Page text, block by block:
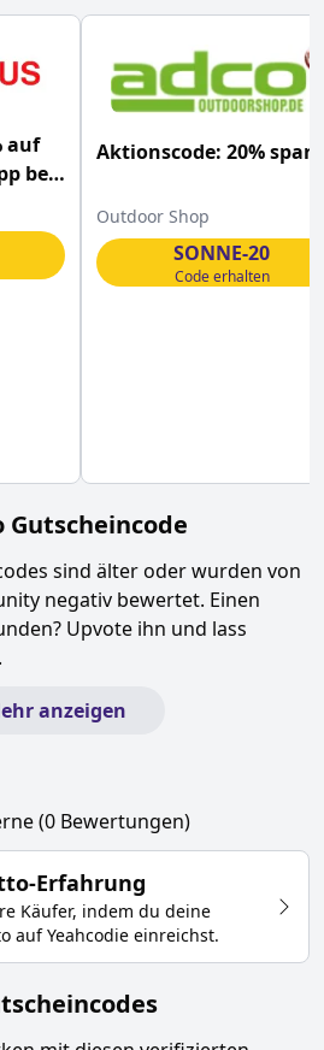
auf
bei
Aktionscode: 20%
Outdoor Shop
SONNE-20
Code erhalten
Gutscheincode
sind älter oder wurden von
negativ bewertet. Einen
Upvote ihn und lass
anzeigen
(0 Bewertungen)
-Erfahrung
Käufer, indem du deine
auf Yeahcodie einreichst.